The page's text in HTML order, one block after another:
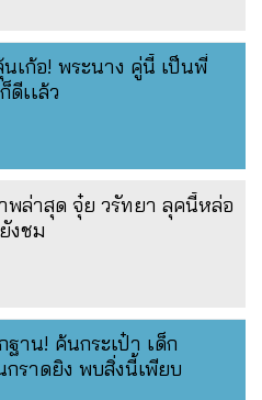
นเก้อ! พระนาง คู่นี้ เป็นพี่
ดีเเล้ว
พล่าสุด จุ๋ย วรัทยา ลุคนี้หล่อ
งชม
ฐาน! ค้นกระเป๋า เด็ก
กราดยิง พบสิ่งนี้เพียบ